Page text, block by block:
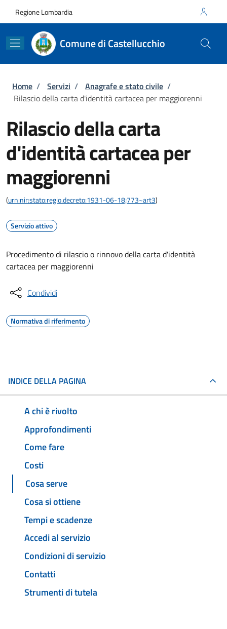
Regione Lombardia
Comune di Castellucchio
Briciole di pane
Home / Servizi / Anagrafe e stato civile /
Rilascio della carta d'identità cartacea per maggiorenni
Rilascio della carta
d'identità cartacea per
maggiorenni
(urn:nir:stato:regio.decreto:1931-06-18;773~art3)
Servizio attivo
Procedimento di rilascio o rinnovo della carta d'identità
cartacea per maggiorenni
Condividi
Normativa di riferimento
INDICE DELLA PAGINA
A chi è rivolto
Approfondimenti
Come fare
Costi
Cosa serve
Cosa si ottiene
Tempi e scadenze
Accedi al servizio
Condizioni di servizio
Contatti
Strumenti di tutela